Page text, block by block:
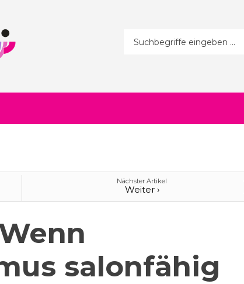
Suchformular
Nächster Artikel
Weiter ›
salonfähig